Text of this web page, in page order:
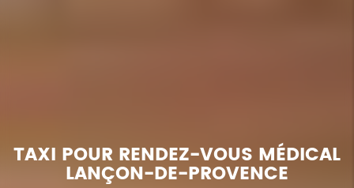
TAXI POUR RENDEZ-VOUS MÉDICAL
LANÇON-DE-PROVENCE